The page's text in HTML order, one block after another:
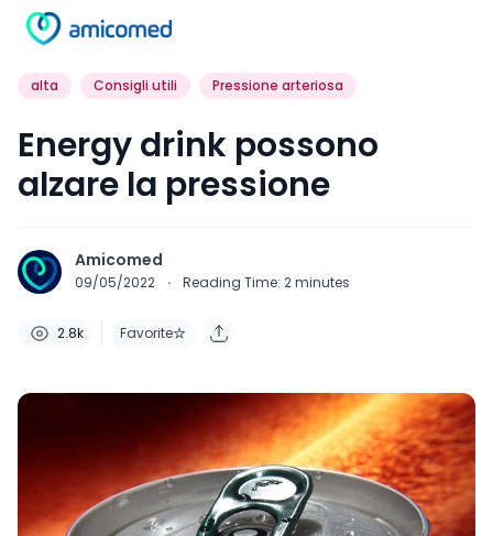
alta Consigli utili Pressione arteriosa
Energy drink possono
alzare la pressione
Amicomed
09/05/2022 · Reading Time: 2minutes
2.8k Favorite